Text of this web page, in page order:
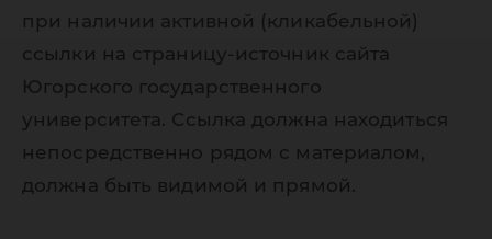
при наличии активной (кликабельной)
ссылки на страницу-источник сайта
Югорского государственного
университета. Ссылка должна находиться
непосредственно рядом с материалом,
должна быть видимой и прямой.